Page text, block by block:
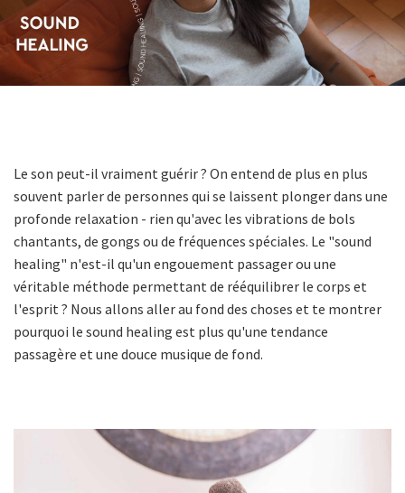
Le son peut-il vraiment guérir ? On entend de plus en plus
souvent parler de personnes qui se laissent plonger dans une
profonde relaxation - rien qu'avec les vibrations de bols
chantants, de gongs ou de fréquences spéciales. Le "sound
healing" n'est-il qu'un engouement passager ou une
véritable méthode permettant de rééquilibrer le corps et
l'esprit ? Nous allons aller au fond des choses et te montrer
pourquoi le sound healing est plus qu'une tendance
passagère et une douce musique de fond.